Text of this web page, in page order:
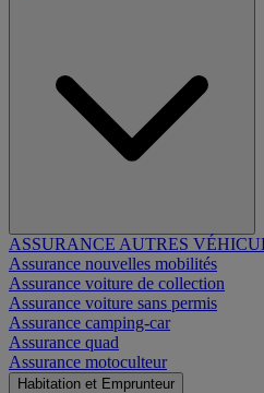
ASSURANCE AUTRES
Assurance nouvelles mobilités
Assurance voiture de collection
Assurance voiture sans permis
Assurance camping-car
Assurance quad
Assurance motoculteur
Habitation et Emprunteur